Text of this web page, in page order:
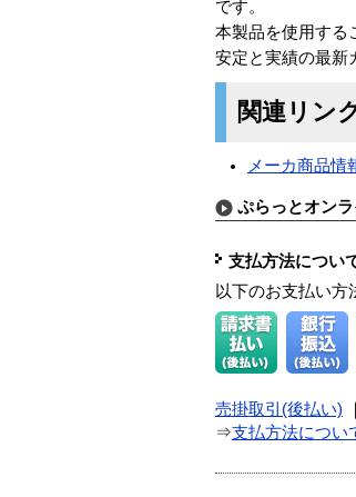
です。
本製品を使用する
安定と実績の最新
関連リン
メーカ商品情
ぷらっとオン
支払方法につい
以下のお支払い方
売掛取引(後払い)
⇒支払方法につい